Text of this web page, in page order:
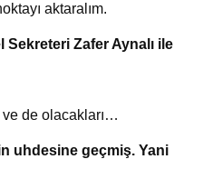
aktaralım.
Zafer Aynalı ile
ve de olacakları…
uhdesine geçmiş. Yani